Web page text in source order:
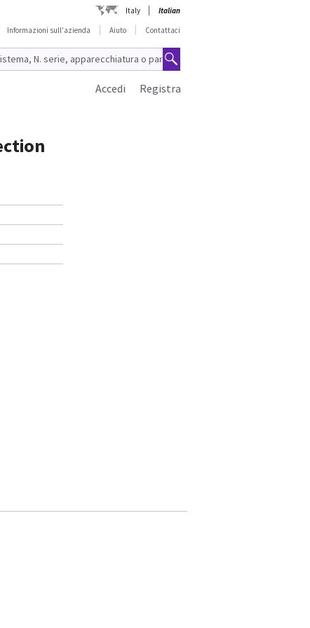
Italy
Italian
Informazioni sull'azienda
Aiuto Contattaci
Registra
Accedi